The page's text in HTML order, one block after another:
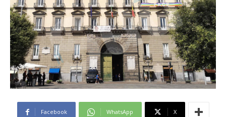
Facebook WhatsApp X